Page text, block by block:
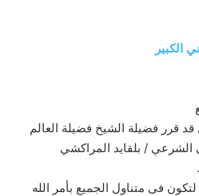
الكبير
قرر فضيلة الشيخ فضيلة العالم
الشرعي / بلقايد المراكشي
فى متناول الجميع بأمر الله